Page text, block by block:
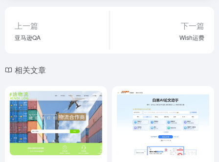
上一篇
亚马逊QA
下一篇
Wish运费
相关文章